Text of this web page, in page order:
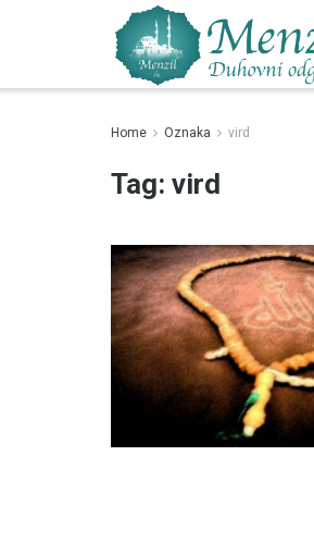
Home Oznaka vird
Tag: vird